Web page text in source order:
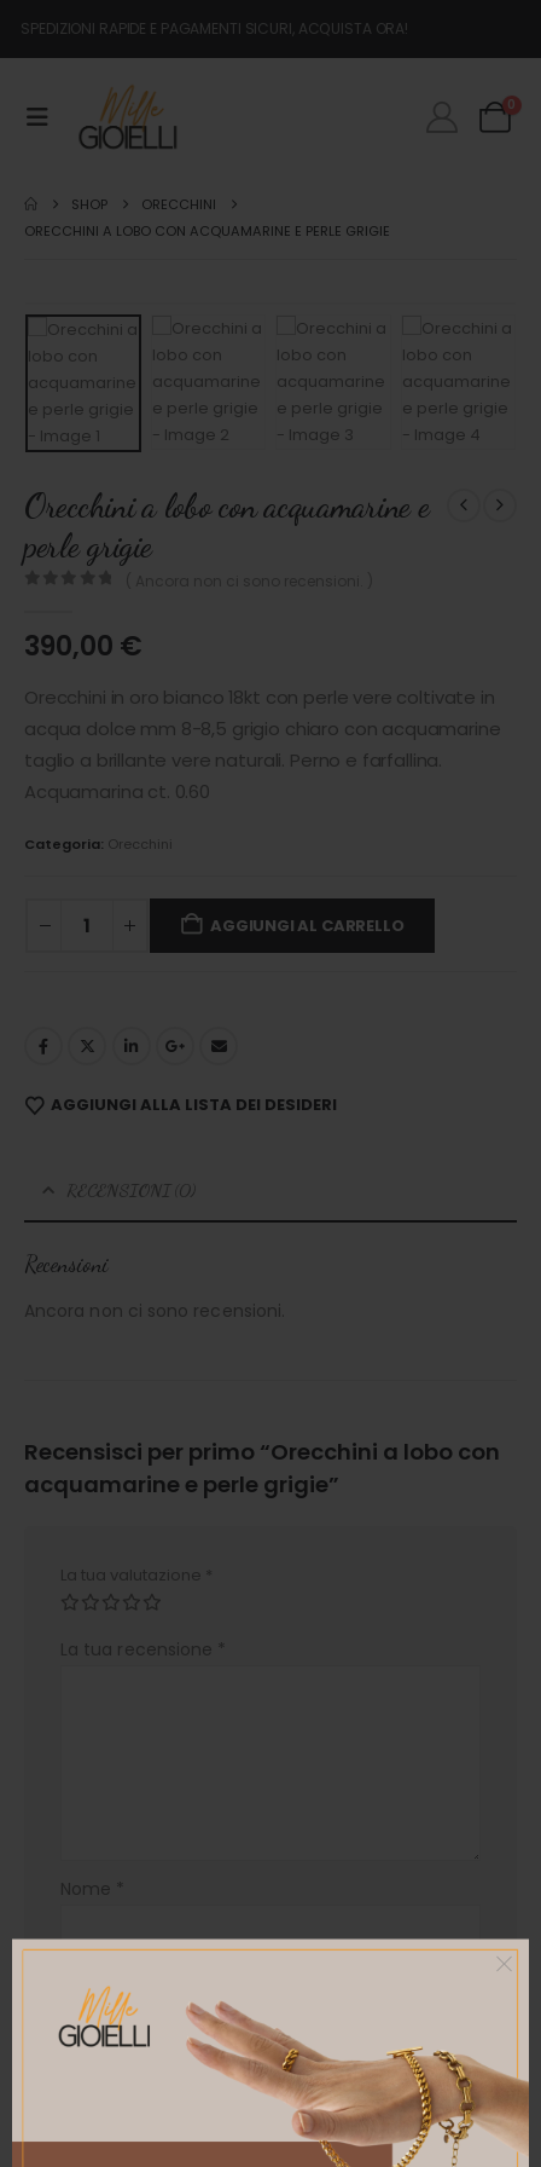
SPEDIZIONI RAPIDE E PAGAMENTI SICURI, ACQUISTA ORA!
0
SHOP
ORECCHINI
ORECCHINI A LOBO CON ACQUAMARINE E PERLE GRIGIE
Orecchini a lobo con acquamarine e
perle grigie
390,00 €
Orecchini in oro bianco 18kt con perle vere coltivate in
acqua dolce mm 8-8,5 grigio chiaro con acquamarine
taglio a brillante vere naturali. Perno e farfallina.
Acquamarina ct. 0.60
Categoria: Orecchini
AGGIUNGI AL CARRELLO
AGGIUNGI ALLA LISTA DEI DESIDERI
RECENSIONI (0)
Recensioni
Ancora non ci sono recensioni.
Recensisci per primo “Orecchini a lobo con
acquamarine e perle grigie”
La tua valutazione *
La tua recensione *
Nome *
Salva il mio nome, email e sito web in questo
browser per la prossima volta che commento.